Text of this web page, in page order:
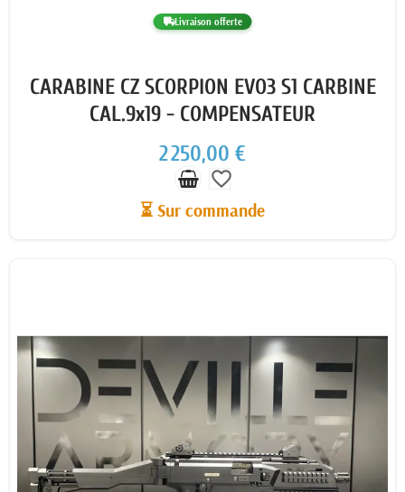
Livraison offerte
CARABINE CZ SCORPION EVO3 S1 CARBINE
CAL.9x19 - COMPENSATEUR
2 250,00 €
favorite_border
⏳ Sur commande